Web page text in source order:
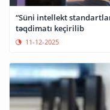
“Süni intellekt
təqdimatı keçirilib
11-12-2025